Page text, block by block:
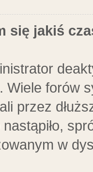
się jakiś
Wiele forów
przez
w